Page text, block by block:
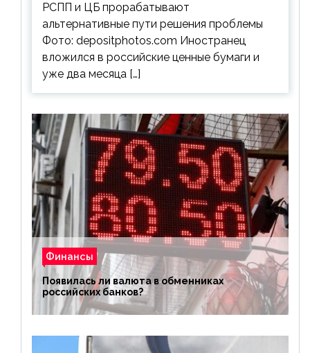
РСПП и ЦБ прорабатывают
альтернативные пути решения проблемы
Фото: depositphotos.com Иностранец
вложился в российские ценные бумаги и
уже два месяца […]
Финансы
Появилась ли валюта в обменниках
российских банков?